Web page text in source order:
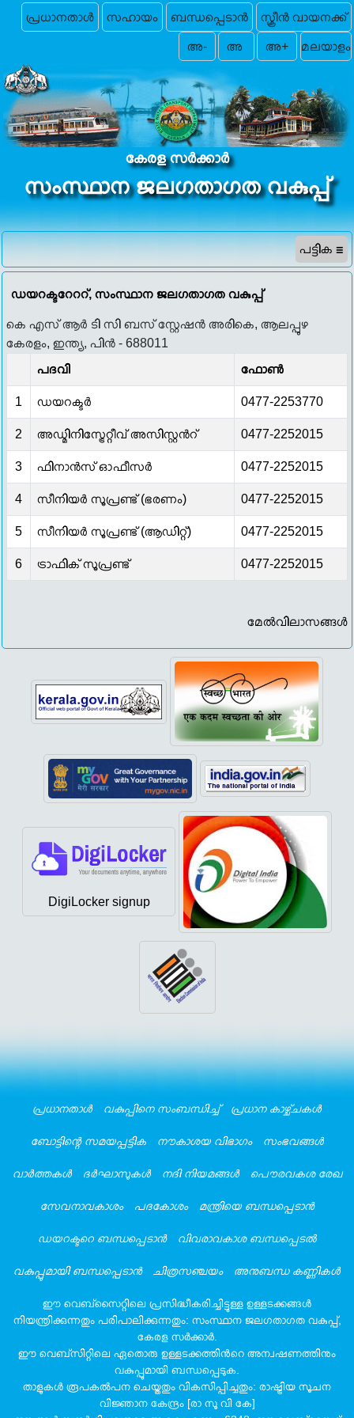
പ്രധാനതാൾ സഹായം ബന്ധപ്പെടാന്‍ സ്ക്രീൻ വായനക്ക്
അ- അ അ+
കേരള സർക്കാർ
സംസ്ഥാന ജലഗതാഗത വകുപ്പ്
ഡയറക്ടറേററ്, സംസ്ഥാന ജലഗതാഗത വകുപ്പ്
കെ എസ് ആർ ടി സി ബസ്‌ സ്റ്റേഷൻ അരികെ, ആലപ്പുഴ
കേരളം, ഇന്ത്യ, പിൻ - 688011
പദവി
ഫോണ്‍
1 ഡയറക്ടർ 0477-2253770
2 അഡ്മിനിസ്ട്രേറ്റീവ് അസിസ്റ്റൻറ് 0477-2252015
3 ഫിനാൻസ് ഓഫീസർ 0477-2252015
4 സീനിയർ സൂപ്രണ്ട് (ഭരണം) 0477-2252015
5 സീനിയർ സൂപ്രണ്ട് (ആഡിറ്റ്) 0477-2252015
6 ട്രാഫിക് സൂപ്രണ്ട് 0477-2252015
മേൽവിലാസങ്ങൾ
DigiLocker signup
പ്രധാനതാൾ വകുപ്പിനെ സംബന്ധിച്ച് പ്രധാന കാഴ്ച്ചകൾ
ബോട്ടിന്റെ സമയപ്പട്ടിക‍ നൗകാശയ വിഭാഗം സംഭവങ്ങൾ
വാർത്തകൾ ദർഘാസുകൾ നദി നിയമങ്ങൾ പൌരവകശ രേഖ
സേവനാവകാശം പദകോശം മന്ത്രിയെ ബന്ധപ്പെടാൻ
ഡയറക്ടറെ ബന്ധപ്പെടാൻ വിവരാവകാശ ബന്ധപ്പെടൽ
വകുപ്പുമായി ബന്ധപ്പെടാൻ ചിത്രസഞ്ചയം അനുബന്ധ കണ്ണികൾ
ഈ വെബ്സൈറ്റിലെ പ്രസിദ്ധീകരിച്ചിട്ടുള്ള ഉള്ളടക്കങ്ങൾ
നിയന്ത്രിക്കുന്നതും പരിപാലിക്കുന്നതും: സംസ്ഥാന ജലഗതാഗത വകുപ്പ്,
കേരള സർക്കാർ.
ഈ വെബ്സിറ്റിലെ ഏതൊരു ഉള്ളടക്കത്തിൻറെ അന്വഷണത്തിനും
വകുപ്പുമായി ബന്ധപ്പെടുക.
താളുകൾ രൂപകൽപന ചെയ്തതും വികസിപ്പിച്ചതും: രാഷ്ട്രിയ സൂചന
വിജ്ഞാന കേന്ദ്രം [രാ സൂ വി കേ]